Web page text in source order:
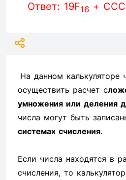
Ответ: 19F16 +
На данном калькуляторе
осуществить расчет с
умножения или деления
числа могут быть
системах счисления.
Если числа находятся в
счисления, то